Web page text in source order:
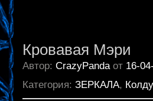
Кровавая Мэри
Автор: CrazyPanda от 16-
Категория: ЗЕРКАЛА,